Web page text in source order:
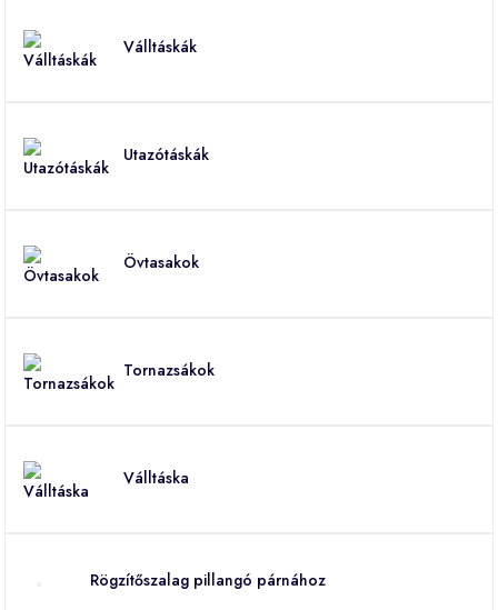
Válltáskák
Utazótáskák
Övtasakok
Tornazsákok
Válltáska
Rögzítőszalag pillangó párnához